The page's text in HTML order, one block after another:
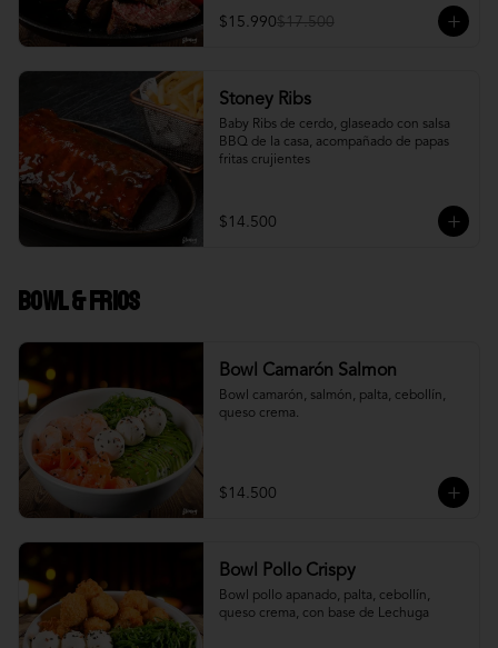
$15.990$17.500
Stoney Ribs
Baby Ribs de cerdo, glaseado con salsa
BBQ de la casa, acompañado de papas
fritas crujientes
$14.500
Bowl & frios
Bowl Camarón Salmon
Bowl camarón, salmón, palta, cebollín,
queso crema.
$14.500
Bowl Pollo Crispy
Bowl pollo apanado, palta, cebollín,
queso crema, con base de Lechuga